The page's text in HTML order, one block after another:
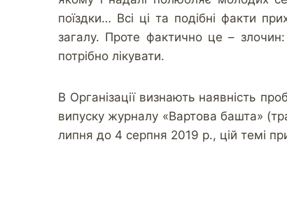
поїздки… Всі ці та подібні факти
загалу. Проте фактично це –
потрібно лікувати.
В Організації визнають наявність
випуску журналу «Вартова башта»
липня до 4 серпня 2019 р., цій темі